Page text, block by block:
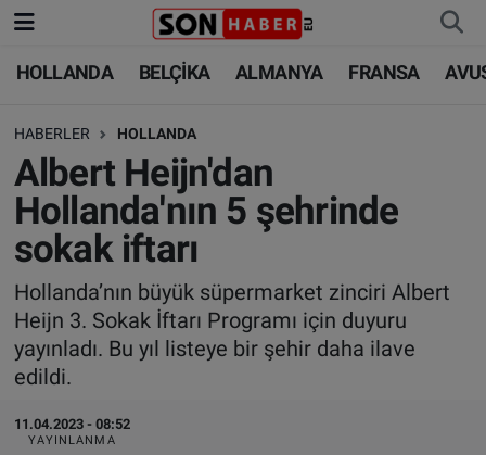
HOLLANDA BELÇİKA ALMANYA FRANSA
HABERLER HOLLANDA
Albert Heijn'dan
Hollanda'nın 5 şehrinde
sokak iftarı
Hollanda’nın büyük süpermarket zinciri Albert
Heijn 3. Sokak İftarı Programı için duyuru
yayınladı. Bu yıl listeye bir şehir daha ilave
edildi.
11.04.2023 - 08:52
YAYINLANMA
HOLLANDA
BELÇİKA
ALMANYA
FRANSA
AVUSTURYA
SAĞLIK - YAŞAM
BİLİM-TEKNOLOJİ
HOLLANDA
BELÇİKA
ALMANYA
TÜRKİYE
DÜNYA
BİLİM-TEKNOLOJİ
SAĞLIK
Nöbetçi Eczaneler
Hava Durumu
Trafik Durumu
Süper Lig Puan Durumu ve Fikstür
Tüm Manşetler
Son Dakika Haberleri
Haber Arşivi